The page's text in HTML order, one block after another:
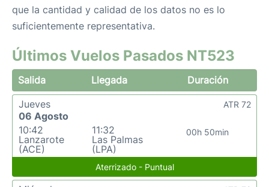
que la cantidad y calidad de los datos no es lo
suficientemente representativa.
Últimos Vuelos Pasados NT523
Salida Llegada
Duración
Jueves
06 Agosto
10:42
Lanzarote
(ACE)
11:32
Las Palmas
(LPA)
00h 50min
ATR 72
Aterrizado - Puntual